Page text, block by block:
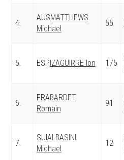
4.
AUSMATTHEWS
Michael
55
5. ESPIZAGUIRRE Ion 175
6.
FRABARDET
Romain
91
7.
SUIALBASINI
Michael
12